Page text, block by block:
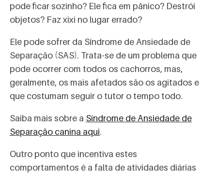
pode ficar sozinho? Ele fica em pânico? Destrói
objetos? Faz xixi no lugar errado?
Ele pode sofrer da Síndrome de Ansiedade de
Separação (SAS). Trata-se de um problema que
pode ocorrer com todos os cachorros, mas,
geralmente, os mais afetados são os agitados e
que costumam seguir o tutor o tempo todo.
Saiba mais sobre a Síndrome de Ansiedade de
Separação canina aqui.
Outro ponto que incentiva estes
comportamentos é a falta de atividades diárias